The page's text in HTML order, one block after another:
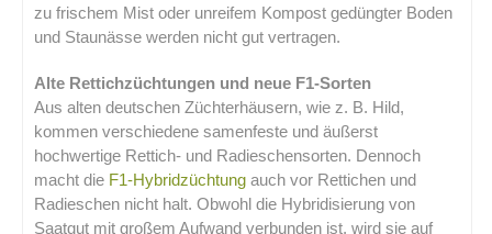
zu frischem Mist oder unreifem Kompost gedüngter Boden
und Staunässe werden nicht gut vertragen.
Alte Rettichzüchtungen und neue F1-Sorten
Aus alten deutschen Züchterhäusern, wie z. B. Hild,
kommen verschiedene samenfeste und äußerst
hochwertige Rettich- und Radieschensorten. Dennoch
macht die F1-Hybridzüchtung auch vor Rettichen und
Radieschen nicht halt. Obwohl die Hybridisierung von
Saatgut mit großem Aufwand verbunden ist, wird sie auf